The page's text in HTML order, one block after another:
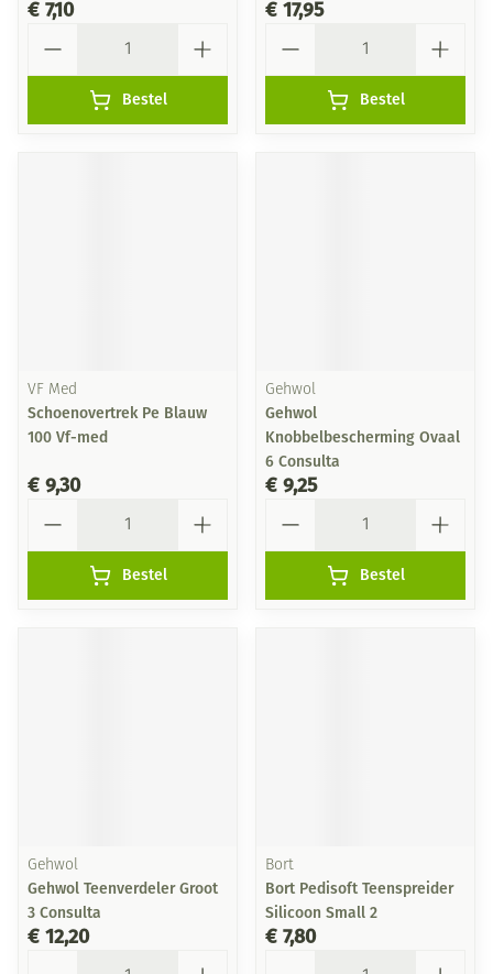
€ 7,10
Bestel
€ 17,95
Bestel
VF Med
Schoenovertrek Pe Blauw
100 Vf-med
€ 9,30
Bestel
Gehwol
Gehwol
Knobbelbescherming Ovaal
6 Consulta
€ 9,25
Bestel
Gehwol
Gehwol Teenverdeler Groot
3 Consulta
€ 12,20
Bort
Bort Pedisoft Teenspreider
Silicoon Small 2
€ 7,80